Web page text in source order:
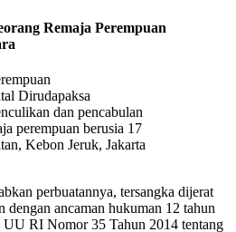
Remaja Perempuan
dan pencabulan
perempuan berusia 17
Kebon Jeruk, Jakarta
perbuatannya, tersangka dijerat
dengan ancaman hukuman 12 tahun
UU RI Nomor 35 Tahun 2014 tentang